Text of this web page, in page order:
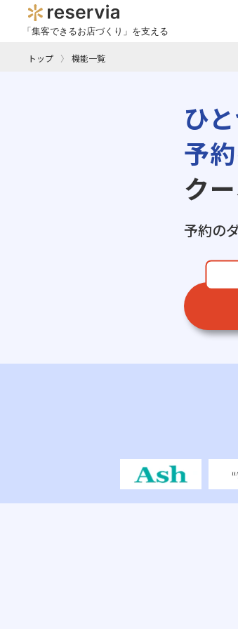
「集客できるお店づくり」を支える
トップ 機能一覧
ひ
予
ク
予約の